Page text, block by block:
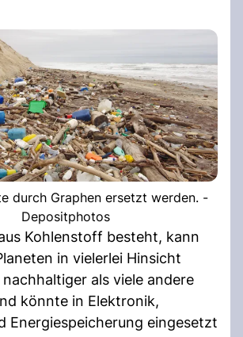
durch Graphen ersetzt werden. -
Depositphotos
Kohlenstoff besteht, kann
in vielerlei Hinsicht
als viele andere
könnte in Elektronik,
Energiespeicherung eingesetzt